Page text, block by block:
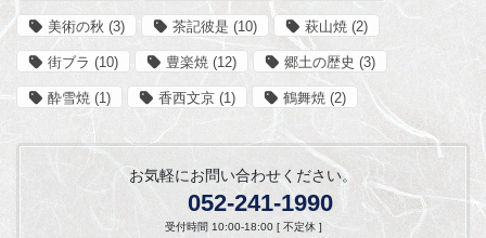
美術の秋 (3) 茶記彼是 (10) 萩山焼 (2)
街ブラ (10) 豊楽焼 (12) 郷土の歴史 (3)
酔雪焼 (1) 香西文京 (1) 鶴舞焼 (2)
お気軽にお問い合わせください。
052-241-1990
受付時間 10:00-18:00 [ 不定休 ]